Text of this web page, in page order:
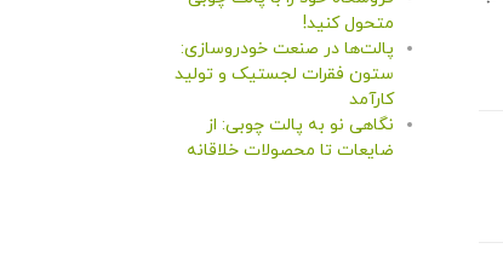
متحول کنید!
پالت‌ها در صنعت خودروسازی:
ستون فقرات لجستیک و تولید
کارآمد
نگاهی نو به پالت چوبی: از
ضایعات تا محصولات خلاقانه